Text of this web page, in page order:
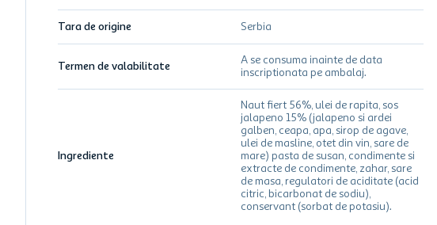
Tara de origine Serbia
Termen de valabilitate
A se consuma inainte de data
inscriptionata pe ambalaj.
Ingrediente
Naut fiert 56%, ulei de rapita, sos
jalapeno 15% (jalapeno si ardei
galben, ceapa, apa, sirop de agave,
ulei de masline, otet din vin, sare de
mare) pasta de susan, condimente si
extracte de condimente, zahar, sare
de masa, regulatori de aciditate (acid
citric, bicarbonat de sodiu),
conservant (sorbat de potasiu).